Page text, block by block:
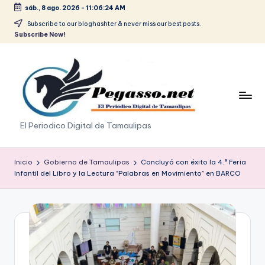
Saltar
sáb., 8 ago. 2026 - 11:06:25 AM
Subscribe to our bloghashter & never miss our best posts.
Subscribe Now!
p
e
g
a
o
El Periodico Digital de Tamaulipas
Inicio Gobierno de Tamaulipas
Concluyó con éxito la 4.ª Feria
Infantil del Libro y la Lectura “Palabras en Movimiento” en BARCO